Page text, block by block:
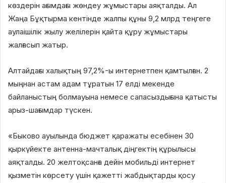
көздерін ағымдағы жөндеу жұмыстары аяқталды. Ал
Жаңа Бұқтырма кентінде жалпы құны 9,2 млрд теңгеге
аулаішілік жылу желілерін қайта құру жұмыстары
жалғасып жатыр.
Алтайдағы халықтың 97,2%-ы интернетпен қамтылған. 2
мыңнан астам адам тұратын 17 елді мекенде
байланыстың болмауына немесе сапасыздығына қатысты
арыз-шағымдар түскен.
«Быково ауылында бюджет қаражаты есебінен 30
қыркүйекте антенна-мачталық діңгектің құрылысы
аяқталды. 20 желтоқсанға дейін мобильді интернет
қызметін көрсету үшін қажетті жабдықтарды қосу